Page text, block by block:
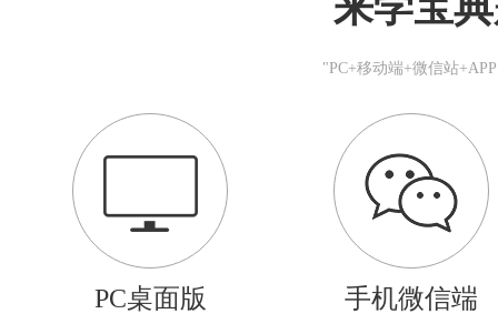
"PC+移动端+微信站
PC桌面版 手机微信端